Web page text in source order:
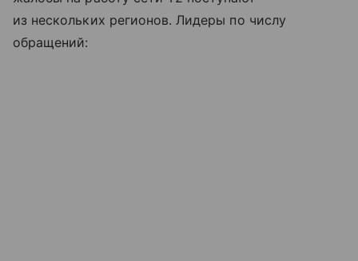
из нескольких регионов. Лидеры по числу
обращений: